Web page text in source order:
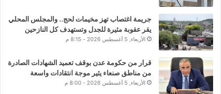
جريمة اغتصاب تهز مخيمات لحج.. والمجلس المحلي
يقر عقوبة مثيرة للجدل وتستهدف كل النازحين
الأربعاء, 5 أغسطس 2026 - 8:15 م
قرار من حكومة عدن بوقف تعميد الشهادات الصادرة
من مناطق صنعاء يثير موجة انتقادات واسعة
الأربعاء, 5 أغسطس 2026 - 8:00 م